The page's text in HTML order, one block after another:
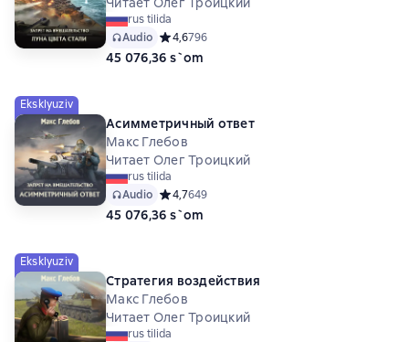
rus tilida
Audio Средний рейтинг 4,6 на основе 796 оценок
4,6796
45 076,36 s`om
Eksklyuziv
Асимметричный ответ
Макс Глебов
Читает Олег Троицкий
rus tilida
Audio Средний рейтинг 4,7 на основе 649 оценок
4,7649
45 076,36 s`om
Eksklyuziv
Стратегия воздействия
Макс Глебов
Читает Олег Троицкий
rus tilida